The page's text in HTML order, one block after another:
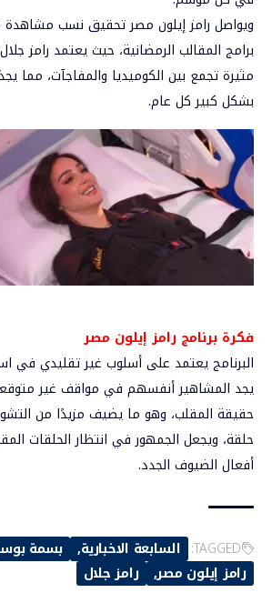
ويواصل رامز إيلون مصر تحقيق نسب مشاهدة
برامج المقالب الرمضانية، حيث يعتمد رامز
مثيرة تجمع بين الكوميديا والمفاجآت، مما
بشكل كبير كل عام.
فكرة برنامج رامز إيلون مصر
البرنامج يعتمد على أسلوب غير تقليدي في
يجد المشاهير أنفسهم في مواقف غير
حقيقة المقلب، وهو ما يضيف مزيدًا من
حلقة، ويجعل الجمهور في انتظار الحلقات
أفعال الضيوف الجدد.
TAGGED: السابعة الاخبارية بسمة
رامز إيلون مصر
رامز جلال